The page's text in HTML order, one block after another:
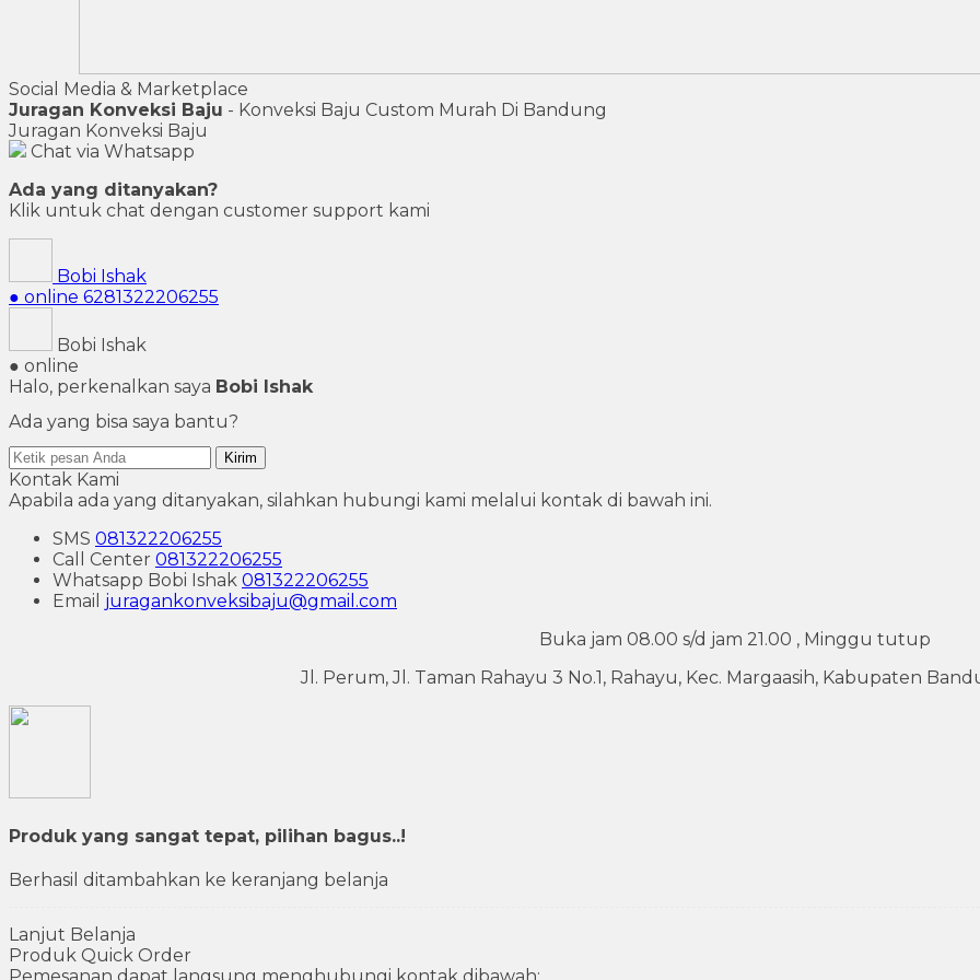
Social Media & Marketplace
Juragan Konveksi Baju - Konveksi Baju Custom Murah Di Bandung
Juragan Konveksi Baju
Chat via Whatsapp
Ada yang ditanyakan?
Klik untuk chat dengan customer support kami
Bobi Ishak
● online 6281322206255
Bobi Ishak
● online
Halo, perkenalkan saya Bobi Ishak
Ada yang bisa saya bantu?
Kirim
Kontak Kami
Apabila ada yang ditanyakan, silahkan hubungi kami melalui kontak di bawah ini.
SMS 081322206255
Call Center 081322206255
Whatsapp Bobi Ishak 081322206255
Email juragankonveksibaju@gmail.com
Buka jam 08.00 s/d jam 21.00 , Minggu tutup
Jl. Perum, Jl. Taman Rahayu 3 No.1, Rahayu, Kec. Margaasih, Kabupaten
Produk yang sangat tepat, pilihan bagus..!
Berhasil ditambahkan ke keranjang belanja
Lanjut Belanja
Produk Quick Order